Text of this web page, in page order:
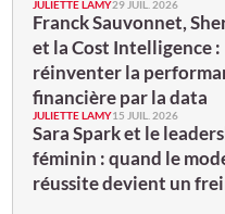
JULIETTE LAMY29 JUIL. 2026
Franck Sauvonnet,
et la Cost Intelligence :
réinventer la
financière par la data
JULIETTE LAMY15 JUIL. 2026
Sara Spark et le
féminin : quand le
réussite devient un